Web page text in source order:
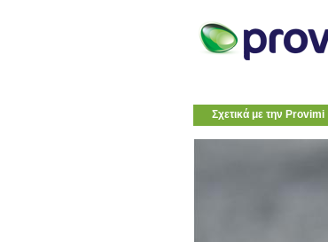
Σχετικά με την Provimi